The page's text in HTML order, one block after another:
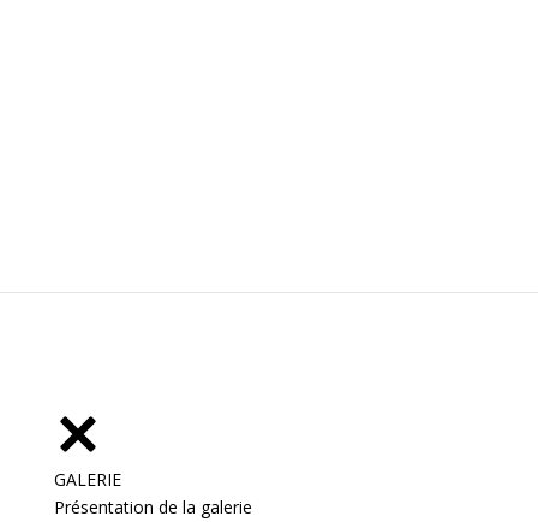
GALERIE
Présentation de la galerie